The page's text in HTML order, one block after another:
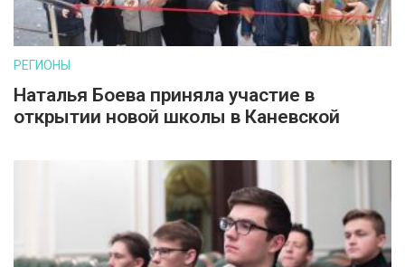
РЕГИОНЫ
Наталья Боева приняла участие в
открытии новой школы в Каневской